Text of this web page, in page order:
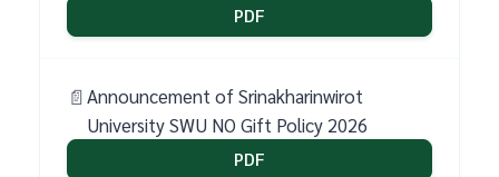
PDF
Announcement of Srinakharinwirot
University SWU NO Gift Policy 2026
PDF